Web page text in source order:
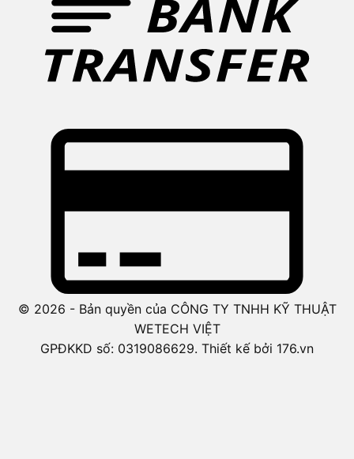
© 2026 - Bản quyền của CÔNG TY TNHH KỸ THUẬT
WETECH VIỆT
GPĐKKD số: 0319086629. Thiết kế bởi 176.vn